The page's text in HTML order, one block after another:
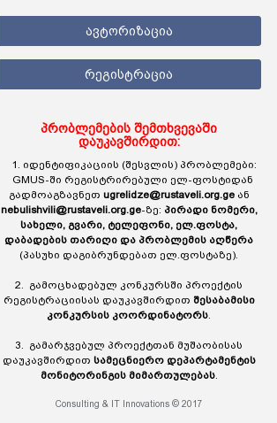
ავტორიზაცია
რეგისტრაცია
პრობლემების შემთხვევაში
დაუკავშირდით:
1. იდენტიფიკაციის (შესვლის) პრობლემები:
GMUS-ში რეგისტრირებული ელ-ფოსტიდან
გადმოაგზავნეთ ugrelidze@rustaveli.org.geან
nebulishvili@rustaveli.org.ge-ზე: პირადი ნომერი,
სახელი, გვარი, ტელეფონი, ელ.ფოსტა,
დაბადების თარიღი და პრობლემის აღწერა
(პასუხი დაგიბრუნდებათ ელ.ფოსტაზე).
2. გამოცხადებულ კონკურსში პროექტის
რეგისტრაციისას დაუკავშირდით შესაბამისი
კონკურსის კოორდინატორს.
3. გამარჯვებულ პროექტთან მუშაობისას
დაუკავშირდით სამეცნიერო დეპარტამენტის
მონიტორინგის მიმართულებას.
Consulting & IT Innovations © 2017